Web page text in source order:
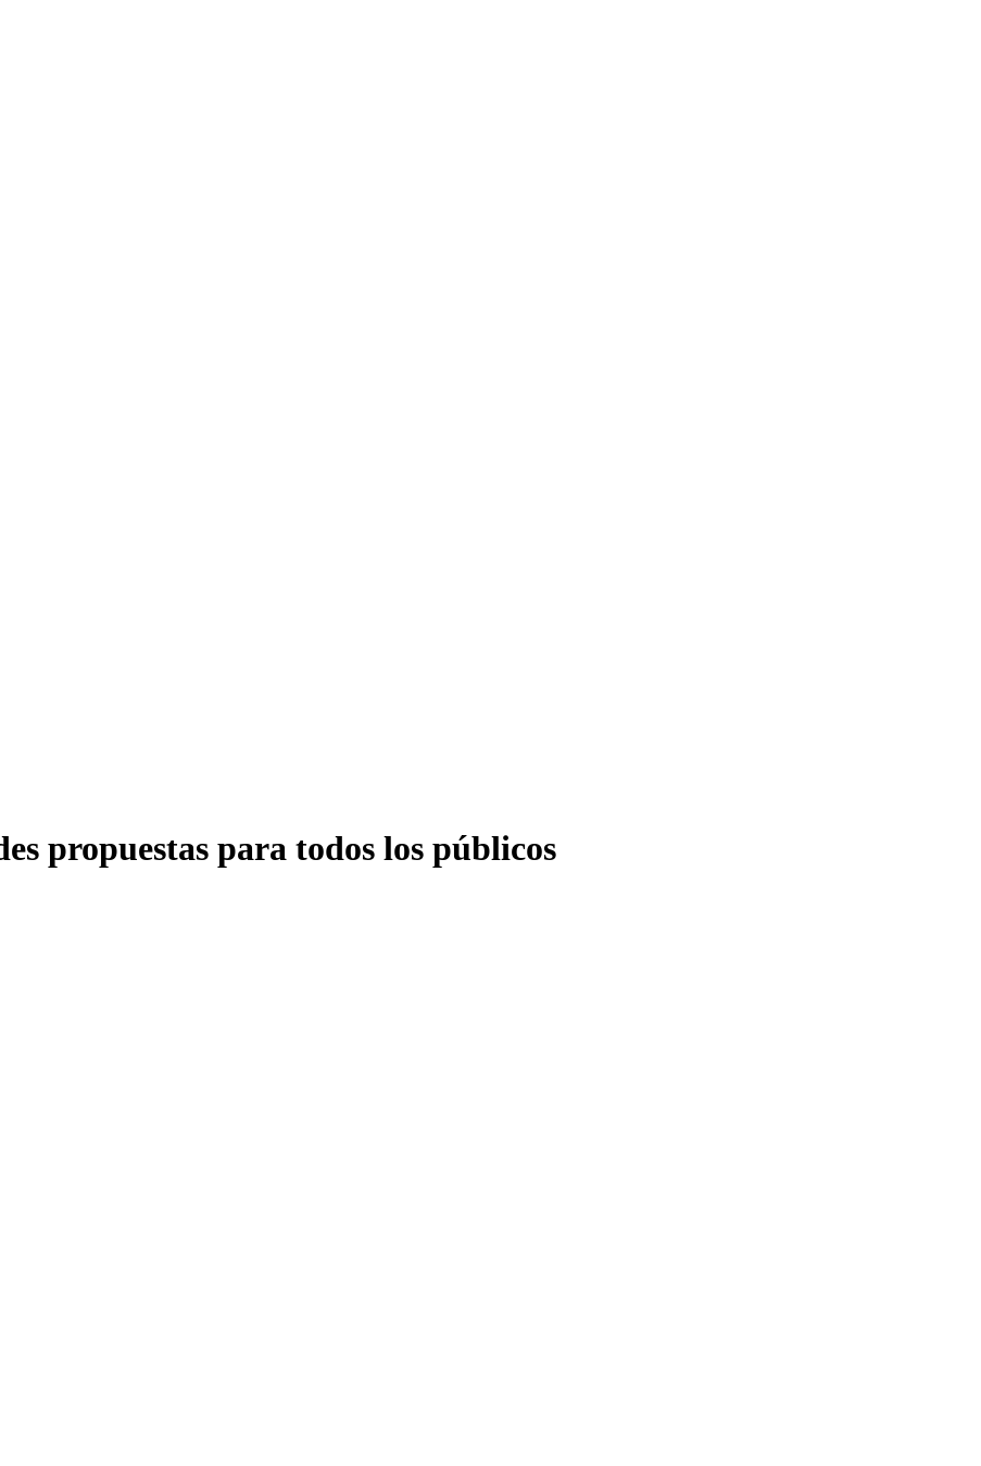
propuestas para todos los públicos